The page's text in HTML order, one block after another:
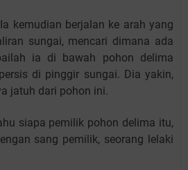
kemudian berjalan ke arah yang
sungai, mencari dimana ada
ia di bawah pohon delima
di pinggir sungai. Dia yakin,
jatuh dari pohon ini.
siapa pemilik pohon delima itu,
sang pemilik, seorang lelaki